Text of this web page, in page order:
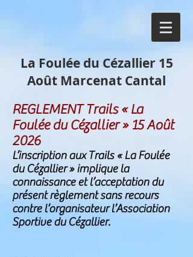
La Foulée du Cézallier 15
Août Marcenat Cantal
REGLEMENT Trails « La
Foulée du Cézallier » 15 Août
2026
L’inscription aux Trails « La Foulée
du Cézallier » implique la
connaissance et l’acceptation du
présent règlement sans recours
contre l’organisateur l’Association
Sportive du Cézallier.